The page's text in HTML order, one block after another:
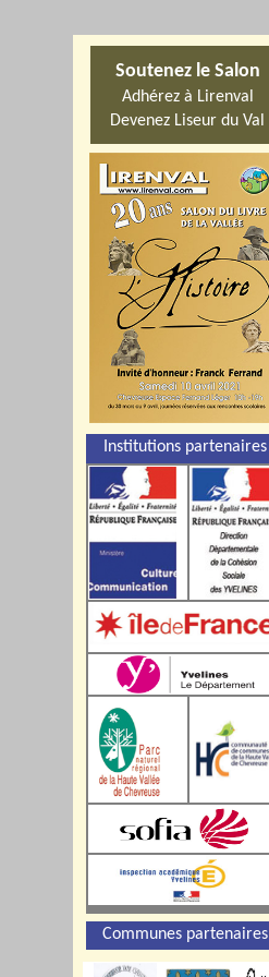
Soutenez le Salon
Adhérez à Lirenval
Devenez Liseur du Val
Institutions partenaires
Communes partenaires